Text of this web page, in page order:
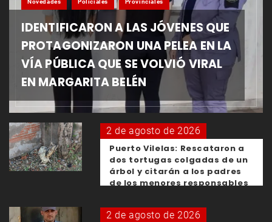
Novedades Policiales Provinciales
IDENTIFICARON A LAS JÓVENES QUE
PROTAGONIZARON UNA PELEA EN LA
VÍA PÚBLICA QUE SE VOLVIÓ VIRAL
EN MARGARITA BELÉN
2 de agosto de 2026
Puerto Vilelas: Rescataron a
dos tortugas colgadas de un
árbol y citarán a los padres
de los menores responsables
2 de agosto de 2026